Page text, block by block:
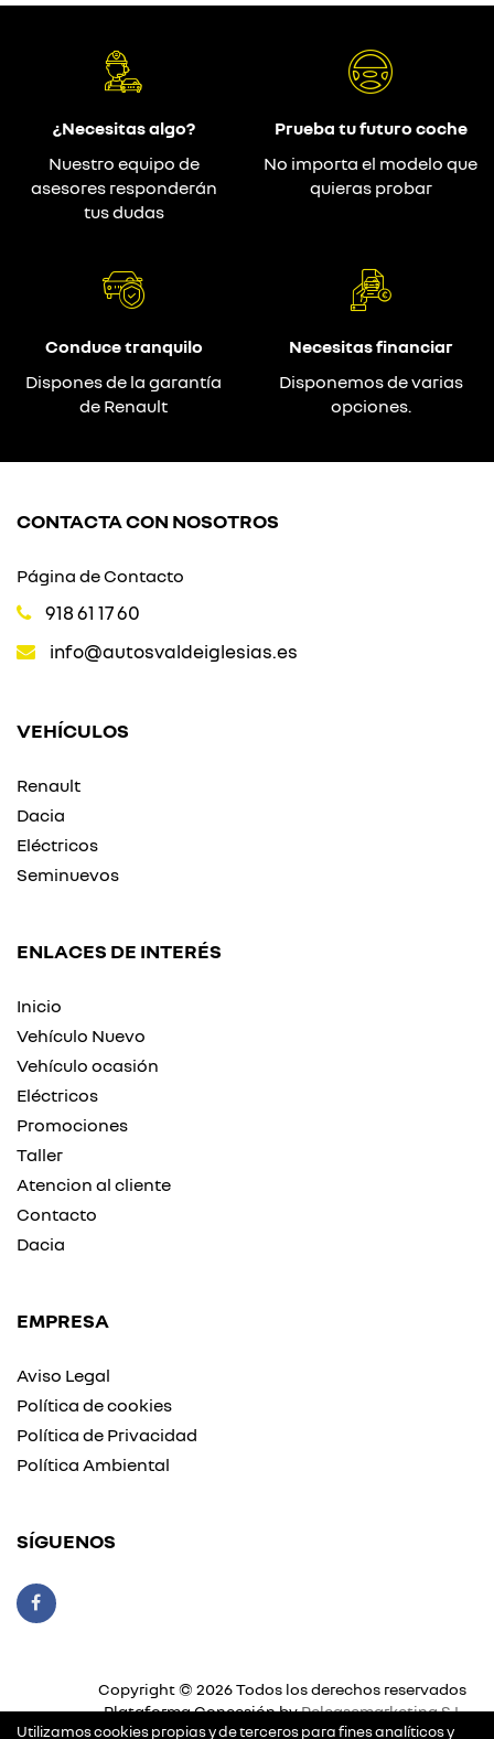
Utilizamos cookies propias y de terceros para fines analíticos y
¿Necesitas algo?
Nuestro equipo de
asesores responderán
tus dudas
Prueba tu futuro coche
No importa el modelo que
quieras probar
Conduce tranquilo
Dispones de la garantía
de Renault
Necesitas financiar
Disponemos de varias
opciones.
CONTACTA CON NOSOTROS
Página de Contacto
918 61 17 60
info@autosvaldeiglesias.es
VEHÍCULOS
Renault
Dacia
Eléctricos
Seminuevos
ENLACES DE INTERÉS
Inicio
Vehículo Nuevo
Vehículo ocasión
Eléctricos
Promociones
Taller
Atencion al cliente
Contacto
Dacia
EMPRESA
Aviso Legal
Política de cookies
Política de Privacidad
Política Ambiental
SÍGUENOS
Copyright © 2026 Todos los derechos reservados
Plataforma Concesión byReleasemarketing S.L.